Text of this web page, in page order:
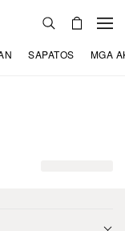
SAPATOS MGA